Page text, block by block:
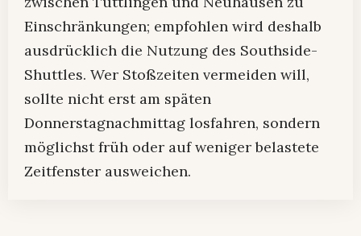
Einschränkungen; empfohlen wird deshalb
ausdrücklich die Nutzung des Southside-
Shuttles. Wer Stoßzeiten vermeiden will,
sollte nicht erst am späten
Donnerstagnachmittag losfahren, sondern
möglichst früh oder auf weniger belastete
Zeitfenster ausweichen.